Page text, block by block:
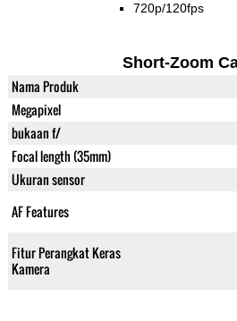
720p/120fps
Short-Zoom
Nama Produk
Megapixel
bukaan f/
Focal length (35mm)
Ukuran sensor
AF Features
Fitur Perangkat Keras
Kamera